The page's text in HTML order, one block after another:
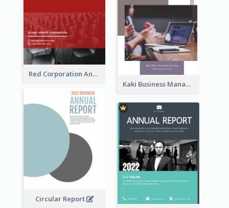
Red Corporation Annual Report
Kaki Business Management Reports
Circular Report